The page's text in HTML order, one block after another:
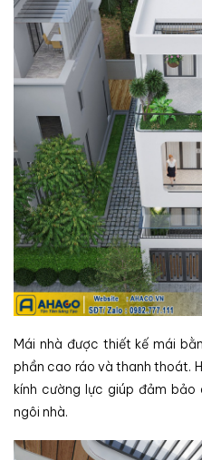
Mái nhà được thiết kế mái
phần cao ráo và thanh thoát.
kính cường lực giúp đảm
ngôi nhà.